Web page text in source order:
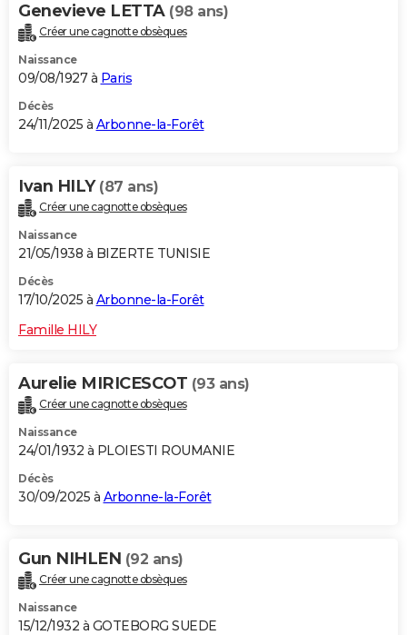
Genevieve LETTA (98 ans)
Créer une cagnotte obsèques
Naissance
09/08/1927 à Paris
Décès
24/11/2025 à Arbonne-la-Forêt
Ivan HILY (87 ans)
Créer une cagnotte obsèques
Naissance
21/05/1938 à BIZERTE TUNISIE
Décès
17/10/2025 à Arbonne-la-Forêt
Famille HILY
Aurelie MIRICESCOT (93 ans)
Créer une cagnotte obsèques
Naissance
24/01/1932 à PLOIESTI ROUMANIE
Décès
30/09/2025 à Arbonne-la-Forêt
Gun NIHLEN (92 ans)
Créer une cagnotte obsèques
Naissance
15/12/1932 à GOTEBORG SUEDE